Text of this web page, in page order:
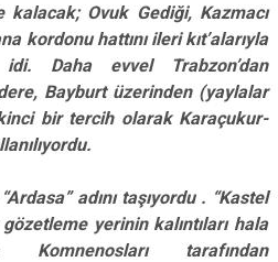
kalacak; Ovuk Gediği, Kazmacı
kordonu hattını ileri kıt’alarıyla
Daha evvel Trabzon’dan
Bayburt üzerinden (yaylalar
bir tercih olarak Karaçukur-
adını taşıyordu . “Kastel
yerinin kalıntıları hala
Komnenosları tarafından